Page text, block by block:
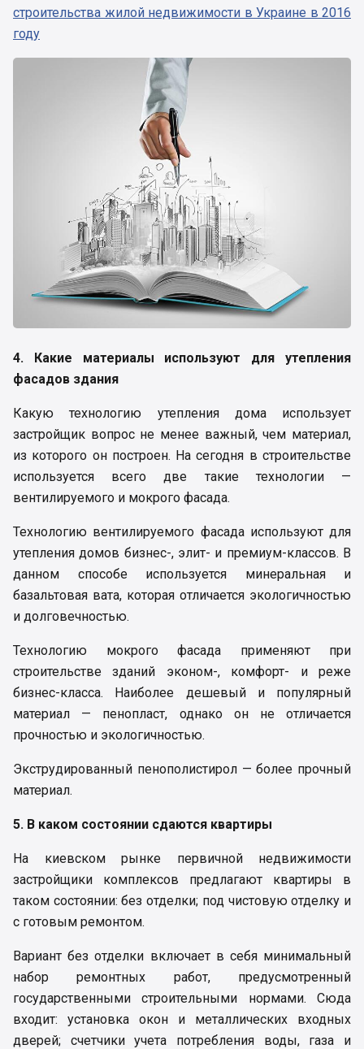
строительства жилой недвижимости в Украине в 2016
году
4. Какие материалы используют для утепления
фасадов здания
Какую технологию утепления дома использует
застройщик вопрос не менее важный, чем материал,
из которого он построен. На сегодня в строительстве
используется всего две такие технологии —
вентилируемого и мокрого фасада.
Технологию вентилируемого фасада используют для
утепления домов бизнес-, элит- и премиум-классов. В
данном способе используется минеральная и
базальтовая вата, которая отличается экологичностью
и долговечностью.
Технологию мокрого фасада применяют при
строительстве зданий эконом-, комфорт- и реже
бизнес-класса. Наиболее дешевый и популярный
материал — пенопласт, однако он не отличается
прочностью и экологичностью.
Экструдированный пенополистирол — более прочный
материал.
5. В каком состоянии сдаются квартиры
На киевском рынке первичной недвижимости
застройщики комплексов предлагают квартиры в
таком состоянии: без отделки; под чистовую отделку и
с готовым ремонтом.
Вариант без отделки включает в себя минимальный
набор ремонтных работ, предусмотренный
государственными строительными нормами. Сюда
входит: установка окон и металлических входных
дверей; счетчики учета потребления воды, газа и